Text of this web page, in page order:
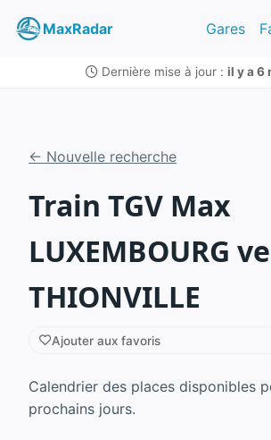
MaxRadar Gares
Dernière mise à jour : il y a 6
← Nouvelle recherche
Train TGV Max
LUXEMBOURG
THIONVILLE
Ajouter aux favoris
Calendrier des places disponibles
prochains jours.